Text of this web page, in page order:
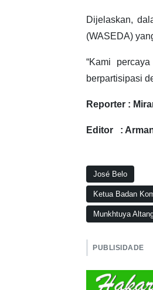
Dijelaskan,
(WASEDA)
“Kami
berpartisipasi
Reporter :
Editor :
José Belo
Ketua Badan
Munkhtuya
PUBLISIDADE